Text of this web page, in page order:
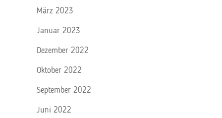
März 2023
Januar 2023
Dezember 2022
Oktober 2022
September 2022
Juni 2022